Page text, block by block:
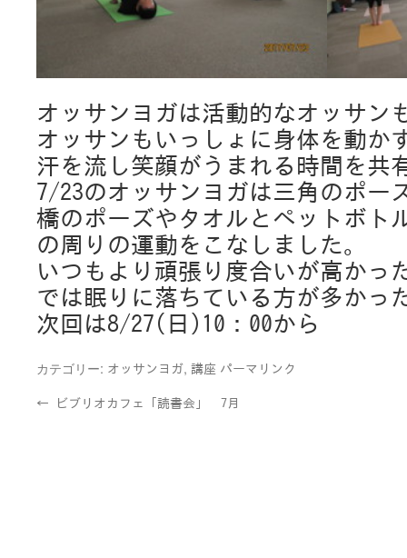
オッサンヨガは活動的なオッサン
オッサンもいっしょに身体を動か
汗を流し笑顔がうまれる時間を共
7/23のオッサンヨガは三角のポー
橋のポーズやタオルとペットボト
の周りの運動をこなしました。
いつもより頑張り度合いが高かっ
では眠りに落ちている方が多かっ
次回は8/27(日)10：00から
カテゴリー: オッサンヨガ, 講座 パーマリンク
← ビブリオカフェ「読書会」 7月